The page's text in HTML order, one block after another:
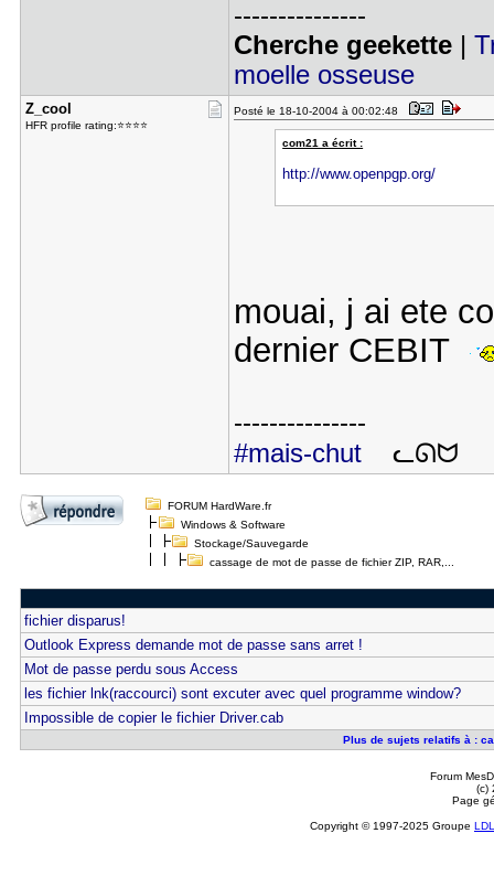
---------------
Cherche geekette|
moelle osseuse
Z_cool
HFR profile rating:⭐⭐⭐⭐
Posté le 18-10-2004 à 00:02:48
com21 a écrit :
http://www.openpgp.org/
mouai, j ai ete
dernier CEBIT
---------------
#mais-chutᓚᘏᗢ
FORUM HardWare.fr
Windows & Software
Stockage/Sauvegarde
cassage de mot de passe de fichier ZIP, RAR,...
fichier disparus!
Outlook Express demande mot de passe sans arret !
Mot de passe perdu sous Access
les fichier lnk(raccourci) sont excuter avec quel programme window?
Impossible de copier le fichier Driver.cab
Plus de sujets relatifs à :
Forum
(c)
Page
Copyright © 1997-2025 Groupe